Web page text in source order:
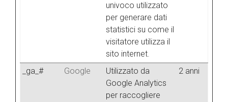
univoco utilizzato
per generare dati
statistici su come il
visitatore utilizza il
sito internet.
_ga_# Google
Utilizzato da
Google Analytics
per raccogliere
2 anni